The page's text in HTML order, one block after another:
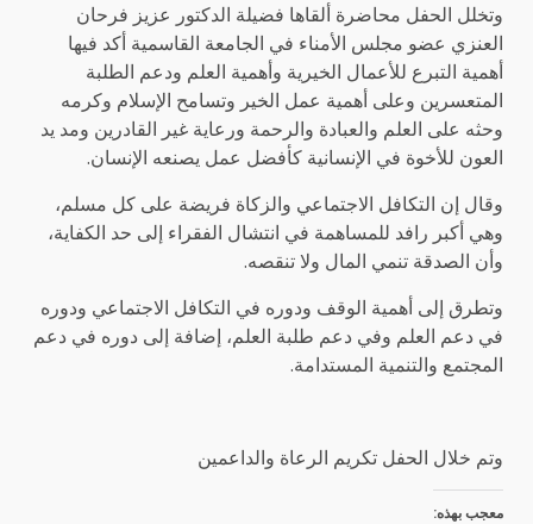
وتخلل الحفل محاضرة ألقاها فضيلة الدكتور عزيز فرحان
العنزي عضو مجلس الأمناء في الجامعة القاسمية أكد فيها
أهمية التبرع للأعمال الخيرية وأهمية العلم ودعم الطلبة
المتعسرين وعلى أهمية عمل الخير وتسامح الإسلام وكرمه
وحثه على العلم والعبادة والرحمة ورعاية غير القادرين ومد يد
العون للأخوة في الإنسانية كأفضل عمل يصنعه الإنسان.
وقال إن التكافل الاجتماعي والزكاة فريضة على كل مسلم،
وهي أكبر رافد للمساهمة في انتشال الفقراء إلى حد الكفاية،
وأن الصدقة تنمي المال ولا تنقصه.
وتطرق إلى أهمية الوقف ودوره في التكافل الاجتماعي ودوره
في دعم العلم وفي دعم طلبة العلم، إضافة إلى دوره في دعم
المجتمع والتنمية المستدامة.
وتم خلال الحفل تكريم الرعاة والداعمين
معجب بهذه: